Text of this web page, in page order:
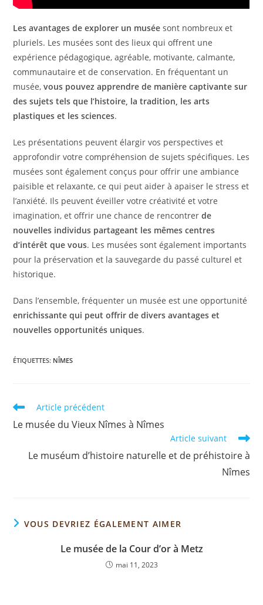
Les avantages de explorer un musée sont nombreux et
pluriels. Les musées sont des lieux qui offrent une
expérience pédagogique, agréable, motivante, calmante,
communautaire et de conservation. En fréquentant un
musée,vous pouvez apprendre de manière captivante sur
des sujets tels que l’histoire, la tradition, les arts
plastiques et les sciences.
Les présentations peuvent élargir vos perspectives et
approfondir votre compréhension de sujets spécifiques. Les
musées sont également conçus pour offrir une ambiance
paisible et relaxante, ce qui peut aider à apaiser le stress et
l’anxiété. Ils peuvent éveiller votre créativité et votre
imagination, et offrir une chance de rencontrerde
nouvelles individus partageant les mêmes centres
d’intérêt que vous. Les musées sont également importants
pour la préservation et la sauvegarde du passé culturel et
historique.
Dans l’ensemble, fréquenter un musée est une opportunité
enrichissante qui peut offrir de divers avantages et
nouvelles opportunités uniques.
ÉTIQUETTES: NÎMES
Article précédent
Le musée du Vieux Nîmes à Nîmes
Article suivant
Le muséum d’histoire naturelle et de préhistoire à
Nîmes
VOUS DEVRIEZ ÉGALEMENT AIMER
Le musée de la Cour d’or à Metz
mai 11, 2023